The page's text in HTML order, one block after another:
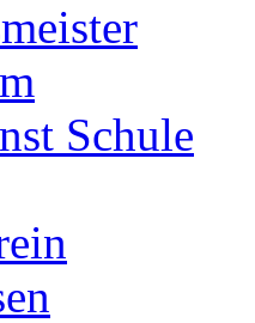
Schule